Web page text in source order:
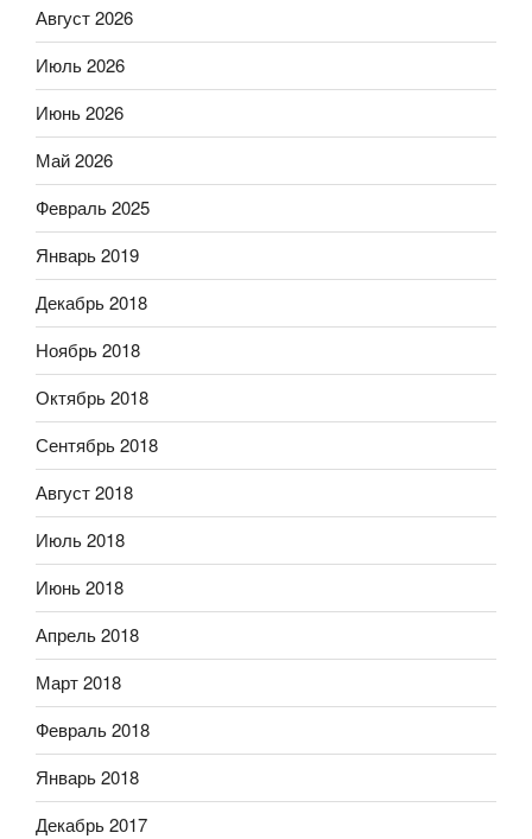
Август 2026
Июль 2026
Июнь 2026
Май 2026
Февраль 2025
Январь 2019
Декабрь 2018
Ноябрь 2018
Октябрь 2018
Сентябрь 2018
Август 2018
Июль 2018
Июнь 2018
Апрель 2018
Март 2018
Февраль 2018
Январь 2018
Декабрь 2017